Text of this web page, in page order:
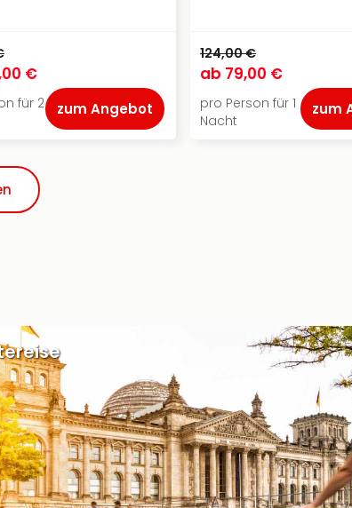
€
für 2
zum Angebot
124,00 €
ab 79,00 €
pro Person für 1
Nacht
zum